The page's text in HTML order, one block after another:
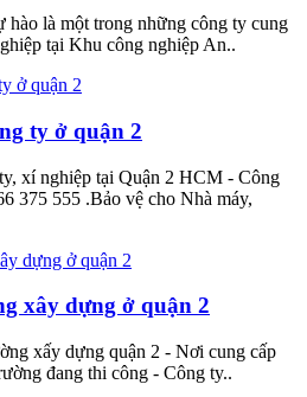
là một trong những công ty cung
tại Khu công nghiệp An..
ty ở quận 2
xí nghiệp tại Quận 2 HCM - Công
375 555 .Bảo vệ cho Nhà máy,
xây dựng ở quận 2
xấy dựng quận 2 - Nơi cung cấp
đang thi công - Công ty..